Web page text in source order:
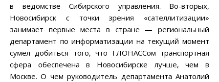
в ведомстве Сибирского управления. Во-вторых,
Новосибирск с точки зрения «сателлитизации»
занимает первые места в стране — региональный
департамент по информатизации на текущий момент
сумел добиться того, что ГЛОНАССом транспортная
сфера обеспечена в Новосибирске лучше, чем в
Москве. О чем руководитель департамента Анатолий